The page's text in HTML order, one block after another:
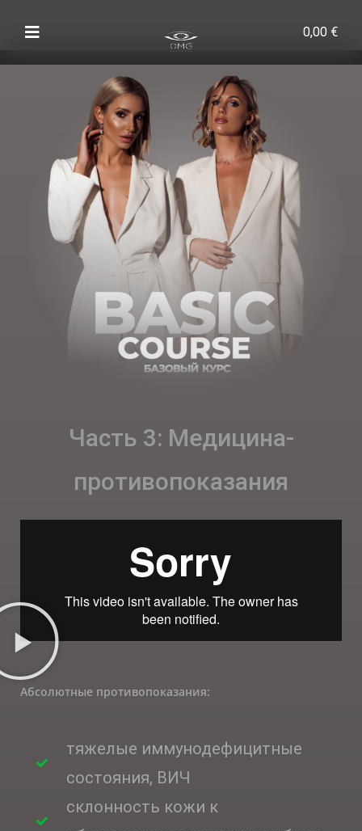
0,00 €
Часть 3: Медицина-
противопоказания
Абсолютные противопоказания:
тяжелые иммунодефицитные
состояния, ВИЧ
склонность кожи к